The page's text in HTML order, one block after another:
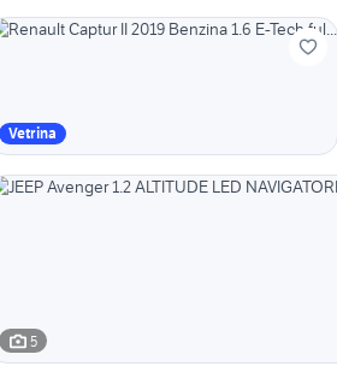
Vetrina
5